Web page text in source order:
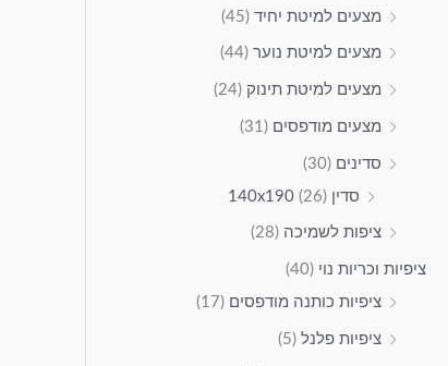
מצעים למיטת יחיד (45)
מצעים למיטת נוער (44)
מצעים למיטת תינוק (24)
מצעים מודפסים (31)
סדינים (30)
סדין 140x190 (26)
ציפות לשמיכה (28)
ציפיות וכריות נוי (40)
ציפיות כותנה מודפסים (17)
ציפיות פלנל (5)